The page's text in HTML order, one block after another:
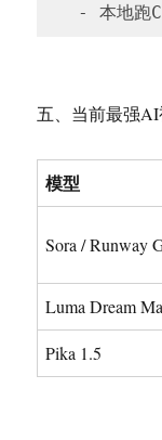
- 本地
五、当前最强AI
模型
Sora / Runway
Luma Dream
Pika 1.5